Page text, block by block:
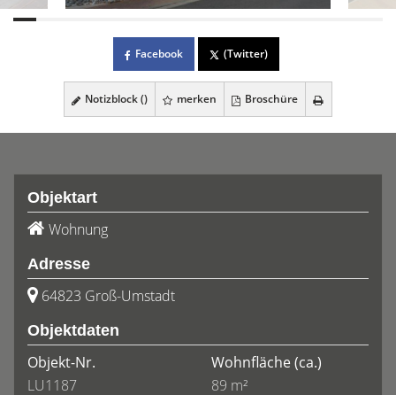
Facebook (Twitter)
Notizblock () merken Broschüre
Objektart
Wohnung
Adresse
64823 Groß-Umstadt
Objektdaten
Objekt-Nr.
LU1187
Wohnfläche(ca.)
89 m²